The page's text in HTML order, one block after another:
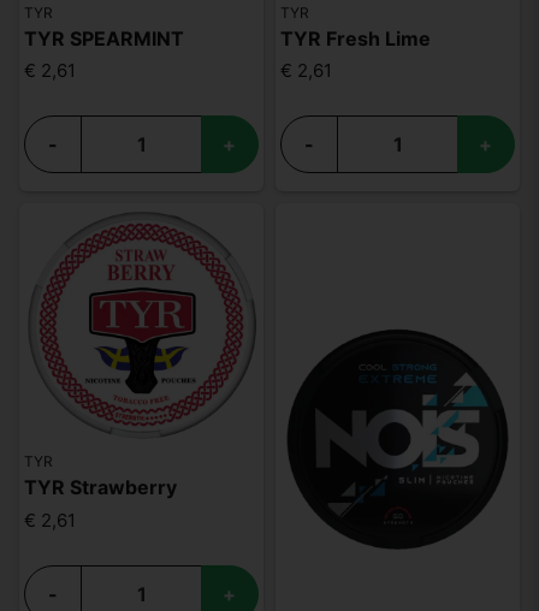
TYR
TYR SPEARMINT
€ 2,61
- +
TYR
TYR Fresh Lime
€ 2,61
- +
TYR
TYR Strawberry
€ 2,61
- +